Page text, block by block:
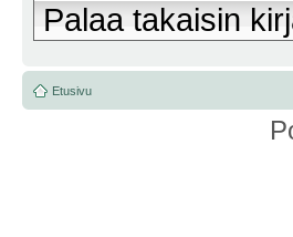
Palaa takaisin
Etusivu